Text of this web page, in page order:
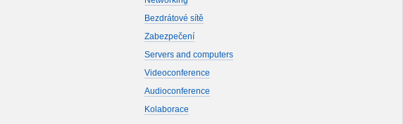
Bezdrátové sítě
Zabezpečení
Servers and computers
Videoconference
Audioconference
Kolaborace